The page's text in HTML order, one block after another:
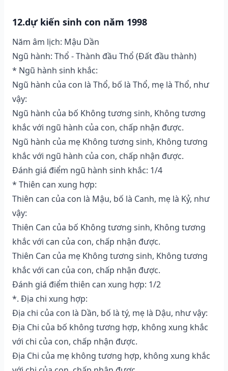
12.dự kiến sinh con năm 1998
Năm âm lịch: Mậu Dần
Ngũ hành: Thổ - Thành đầu Thổ (Ðất đầu thành)
* Ngũ hành sinh khắc:
Ngũ hành của con là Thổ, bố là Thổ, mẹ là Thổ, như
vậy:
Ngũ hành của bố Không tương sinh, Không tương
khắc với ngũ hành của con, chấp nhận được.
Ngũ hành của mẹ Không tương sinh, Không tương
khắc với ngũ hành của con, chấp nhận được.
Đánh giá điểm ngũ hành sinh khắc: 1/4
* Thiên can xung hợp:
Thiên can của con là Mậu, bố là Canh, mẹ là Kỷ, như
vậy:
Thiên Can của bố Không tương sinh, Không tương
khắc với can của con, chấp nhận được.
Thiên Can của mẹ Không tương sinh, Không tương
khắc với can của con, chấp nhận được.
Đánh giá điểm thiên can xung hợp: 1/2
*. Địa chi xung hợp:
Địa chi của con là Dần, bố là tý, mẹ là Dậu, như vậy:
Địa Chi của bố không tương hợp, không xung khắc
với chi của con, chấp nhận được.
Địa Chi của mẹ không tương hợp, không xung khắc